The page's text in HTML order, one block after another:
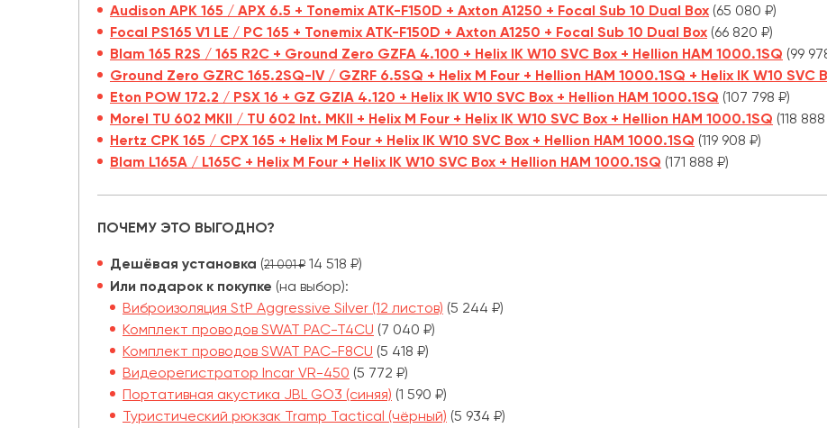
Audison APK 165 / APX 6.5 + Tonemix ATK-F150D + Axton A1250 + Focal Sub 10 Dual Box (65 080 ₽)
Focal PS165 V1 LE / PC 165 + Tonemix ATK-F150D + Axton A1250 + Focal Sub 10 Dual Box (66 820 ₽)
Blam 165 R2S / 165 R2C + Ground Zero GZFA 4.100 + Helix IK W10 SVC Box + Hellion HAM 1000.1SQ (99
Ground Zero GZRC 165.2SQ-IV / GZRF 6.5SQ + Helix M Four + Hellion HAM 1000.1SQ + Helix IK W10 SVC
Eton POW 172.2 / PSX 16 + GZ GZIA 4.120 + Helix IK W10 SVC Box + Hellion HAM 1000.1SQ (107 798 ₽)
Morel TU 602 MKII / TU 602 Int. MKII + Helix M Four + Helix IK W10 SVC Box + Hellion HAM 1000.1SQ (118
Hertz CPK 165 / CPX 165 + Helix M Four + Helix IK W10 SVC Box + Hellion HAM 1000.1SQ (119 908 ₽)
Blam L165A / L165C + Helix M Four + Helix IK W10 SVC Box + Hellion HAM 1000.1SQ (171 888 ₽)
ПОЧЕМУ ЭТО ВЫГОДНО?
Дешёвая установка (21 001 ₽ 14 518 ₽)
Или подарок к покупке (на выбор):
Виброизоляция StP Aggressive Silver (12 листов) (5 244 ₽)
Комплект проводов SWAT PAC-T4CU (7 040 ₽)
Комплект проводов SWAT PAC-F8CU (5 418 ₽)
Видеорегистратор Incar VR-450 (5 772 ₽)
Портативная акустика JBL GO3 (синяя) (1 590 ₽)
Туристический рюкзак Tramp Tactical (чёрный) (5 934 ₽)